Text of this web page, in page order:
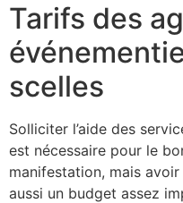
Tarifs des
scelles
Solliciter l’aide des
est nécessaire pour le
manifestation, mais
aussi un budget assez